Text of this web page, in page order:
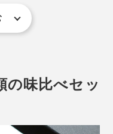
」というそば粉入り
ケーキや、軽く焼い
の味比べセッ